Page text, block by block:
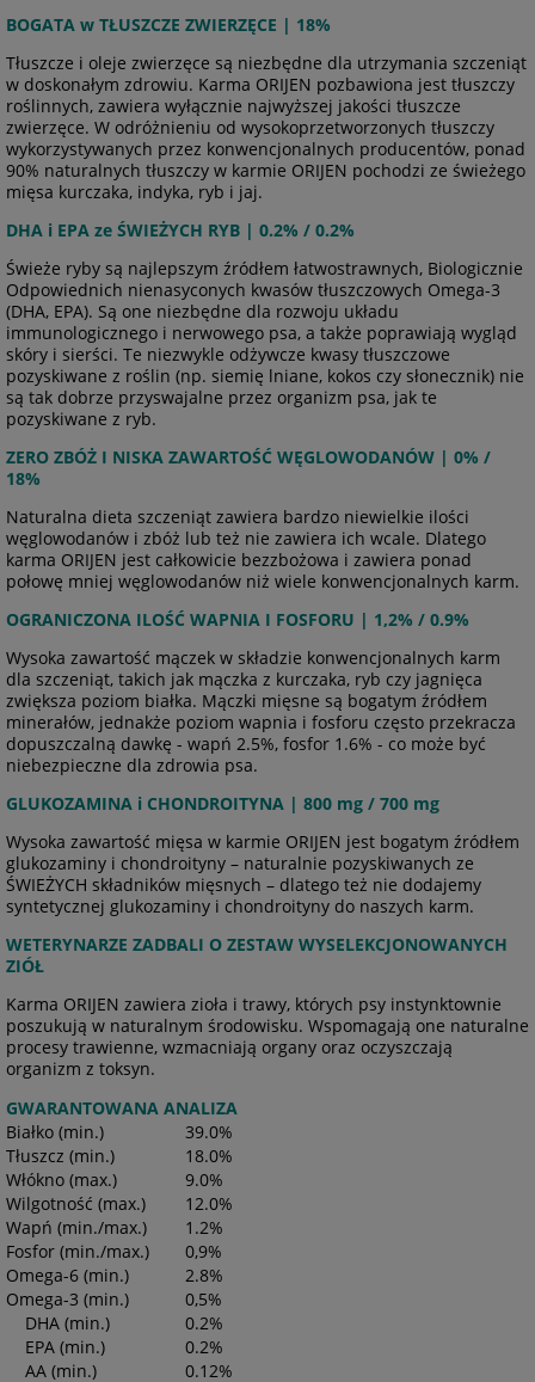
BOGATA w TŁUSZCZE ZWIERZĘCE | 18%
Tłuszcze i oleje zwierzęce są niezbędne dla utrzymania szczeniąt
w doskonałym zdrowiu. Karma ORIJEN pozbawiona jest tłuszczy
roślinnych, zawiera wyłącznie najwyższej jakości tłuszcze
zwierzęce. W odróżnieniu od wysokoprzetworzonych tłuszczy
wykorzystywanych przez konwencjonalnych producentów, ponad
90% naturalnych tłuszczy w karmie ORIJEN pochodzi ze świeżego
mięsa kurczaka, indyka, ryb i jaj.
DHA i EPA ze ŚWIEŻYCH RYB | 0.2% / 0.2%
Świeże ryby są najlepszym źródłem łatwostrawnych, Biologicznie
Odpowiednich nienasyconych kwasów tłuszczowych Omega-3
(DHA, EPA). Są one niezbędne dla rozwoju układu
immunologicznego i nerwowego psa, a także poprawiają wygląd
skóry i sierści. Te niezwykle odżywcze kwasy tłuszczowe
pozyskiwane z roślin (np. siemię lniane, kokos czy słonecznik) nie
są tak dobrze przyswajalne przez organizm psa, jak te
pozyskiwane z ryb.
ZERO ZBÓŻ I NISKA ZAWARTOŚĆ WĘGLOWODANÓW | 0% /
18%
Naturalna dieta szczeniąt zawiera bardzo niewielkie ilości
węglowodanów i zbóż lub też nie zawiera ich wcale. Dlatego
karma ORIJEN jest całkowicie bezzbożowa i zawiera ponad
połowę mniej węglowodanów niż wiele konwencjonalnych karm.
OGRANICZONA ILOŚĆ WAPNIA I FOSFORU | 1,2% / 0.9%
Wysoka zawartość mączek w składzie konwencjonalnych karm
dla szczeniąt, takich jak mączka z kurczaka, ryb czy jagnięca
zwiększa poziom białka. Mączki mięsne są bogatym źródłem
minerałów, jednakże poziom wapnia i fosforu często przekracza
dopuszczalną dawkę - wapń 2.5%, fosfor 1.6% - co może być
niebezpieczne dla zdrowia psa.
GLUKOZAMINA i CHONDROITYNA | 800 mg / 700 mg
Wysoka zawartość mięsa w karmie ORIJEN jest bogatym źródłem
glukozaminy i chondroityny – naturalnie pozyskiwanych ze
ŚWIEŻYCH składników mięsnych – dlatego też nie dodajemy
syntetycznej glukozaminy i chondroityny do naszych karm.
WETERYNARZE ZADBALI O ZESTAW WYSELEKCJONOWANYCH
ZIÓŁ
Karma ORIJEN zawiera zioła i trawy, których psy instynktownie
poszukują w naturalnym środowisku. Wspomagają one naturalne
procesy trawienne, wzmacniają organy oraz oczyszczają
organizm z toksyn.
GWARANTOWANA ANALIZA
Białko (min.)
39.0%
Tłuszcz (min.)
18.0%
Włókno (max.)
9.0%
Wilgotność (max.)
12.0%
Wapń (min./max.)
1.2%
Fosfor (min./max.)
0,9%
Omega-6 (min.)
2.8%
Omega-3 (min.)
0,5%
DHA (min.)
0.2%
EPA (min.)
0.2%
AA (min.)
0.12%